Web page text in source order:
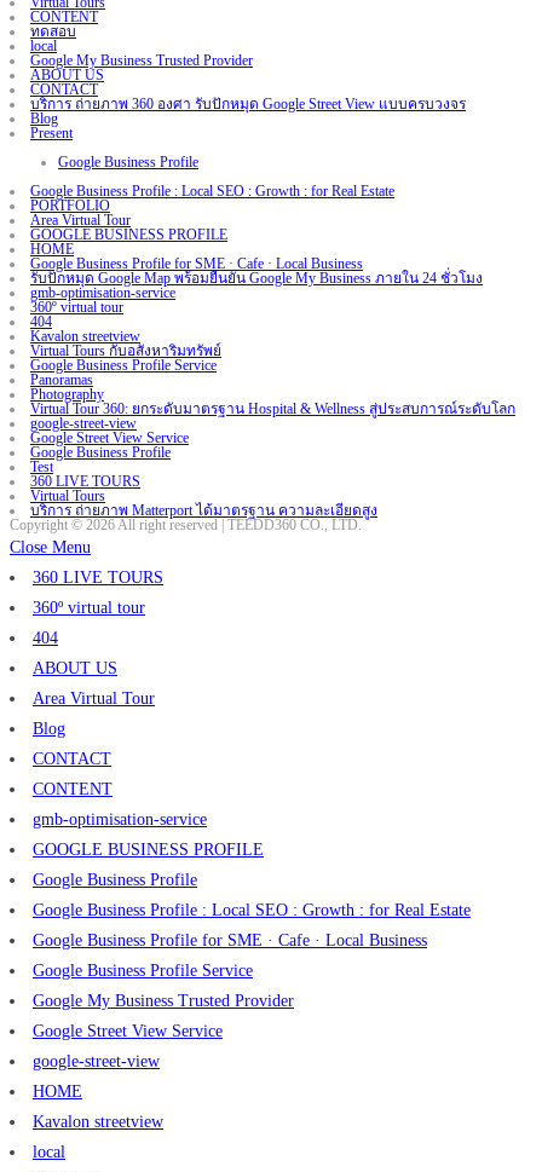
CONTENT
ทดสอบ
local
Google My Business Trusted Provider
ABOUT US
CONTACT
บริการ ถ่ายภาพ 360 องศา รับปักหมุด Google Street View แบบครบวงจร
Blog
Present
Google Business Profile
Google Business Profile : Local SEO : Growth : for Real Estate
PORTFOLIO
Area Virtual Tour
GOOGLE BUSINESS PROFILE
HOME
Google Business Profile for SME · Cafe · Local Business
รับปักหมุด Google Map พร้อมยืนยัน Google My Business ภายใน 24 ชั่วโมง
gmb-optimisation-service
360º virtual tour
404
Kavalon streetview
Virtual Tours กับอสังหาริมทรัพย์
Google Business Profile Service
Panoramas
Photography
Virtual Tour 360: ยกระดับมาตรฐาน Hospital & Wellness สู่ประสบการณ์ระดับโลก
google-street-view
Google Street View Service
Google Business Profile
Test
360 LIVE TOURS
Virtual Tours
บริการ ถ่ายภาพ Matterport ได้มาตรฐาน ความละเอียดสูง
Copyright © 2026 All right reserved | TEEDD360 CO., LTD.
Close Menu
360 LIVE TOURS
360º virtual tour
404
ABOUT US
Area Virtual Tour
Blog
CONTACT
CONTENT
gmb-optimisation-service
GOOGLE BUSINESS PROFILE
Google Business Profile
Google Business Profile : Local SEO : Growth : for Real Estate
Google Business Profile for SME · Cafe · Local Business
Google Business Profile Service
Google My Business Trusted Provider
Google Street View Service
google-street-view
HOME
Kavalon streetview
local